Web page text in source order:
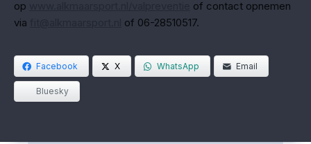
op
of contact opnemen
via
of 06-28510517.
Facebook X WhatsApp Email
Bluesky